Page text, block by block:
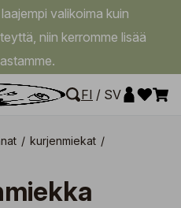
valikoima kuin
niin kerromme lisää
FI / SV
/ kurjenmiekat /